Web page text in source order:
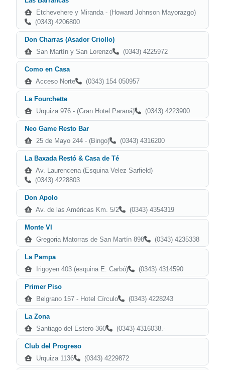
Etchevehere y Miranda - (Howard Johnson Mayorazgo)
(0343) 4206800
Don Charras (Asador Criollo)
San Martín y San Lorenzo
(0343) 4225972
Como en Casa
Acceso Norte
(0343) 154 050957
La Fourchette
Urquiza 976 - (Gran Hotel Paraná)
(0343) 4223900
Neo Game Resto Bar
25 de Mayo 244 - (Bingo)
(0343) 4316200
La Baxada Restó & Casa de Té
Av. Laurencena (Esquina Velez Sarfield)
(0343) 4228803
Don Apolo
Av. de las Américas Km. 5/2
(0343) 4354319
Monte VI
Gregoria Matorras de San Martín 898
(0343) 4235338
La Pampa
Irigoyen 403 (esquina E. Carbó)
(0343) 4314590
Primer Piso
Belgrano 157 - Hotel Círculo
(0343) 4228243
La Zona
Santiago del Estero 360
(0343) 4316038.-
Club del Progreso
Urquiza 1136
(0343) 4229872